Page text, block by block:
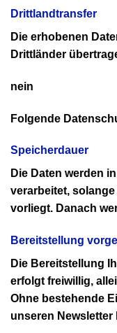
Drittlandtransfer
Die erhobenen
Drittländer
nein
Folgende
Speicherdauer
Die Daten werden
verarbeitet,
vorliegt. Danach
Bereitstellung
Die Bereitstellung
erfolgt freiwillig,
Ohne bestehende
unseren